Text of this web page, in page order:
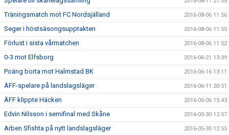
Träningsmatch mot FC Nordsjälland 2016-08-06 11:56
Seger i höstsäsongsupptakten 2016-08-06 11:55
Förlust i sista vårmatchen 2016-08-06 11:52
0-3 mot Elfsborg 2016-06-21 13:39
Poäng borta mot Halmstad BK 2016-06-16 13:11
ÄFF-spelare på landslagsläger 2016-06-11 20:51
ÄFF klippte Häcken 2016-06-06 15:43
Edvin Nilsson i semifinal med Skåne 2016-05-30 12:57
Arben Sfishta på nytt landslagsläger 2016-05-30 12:55